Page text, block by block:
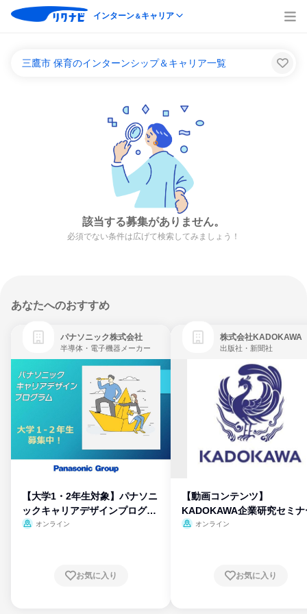
インターン＆キャリア
三鷹市 保育のインターンシップ＆キャリア一覧
該当する募集がありません。
必須でない条件は広げて検索してみましょう！
あなたへのおすすめ
パナソニック株式会社
半導体・電子機器メーカー
【大学1・2年生対象】パナソニ
ックキャリアデザインプログラ
ム
オンライン
お気に入り
株式会社KADOKAWA
出版社・新聞社
【動画コンテンツ】
KADOKAWA企業研究セミナ
オンライン
お気に入り